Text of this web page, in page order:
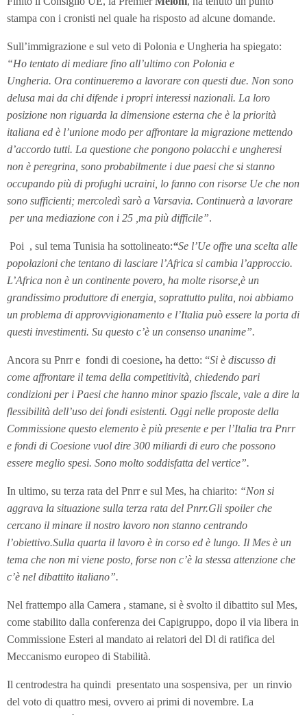
stampa con i cronisti nel quale ha risposto ad alcune domande.
Sull’immigrazione e sul veto di Polonia e Ungheria ha spiegato:
“Ho tentato di mediare fino all’ultimo con Polonia e
Ungheria. Ora continueremo a lavorare con questi due. Non sono
delusa mai da chi difende i propri interessi nazionali. La loro
posizione non riguarda la dimensione esterna che è la priorità
italiana ed è l’unione modo per affrontare la migrazione mettendo
d’accordo tutti. La questione che pongono polacchi e ungheresi
non è peregrina, sono probabilmente i due paesi che si stanno
occupando più di profughi ucraini, lo fanno con risorse Ue che non
sono sufficienti; mercoledì sarò a Varsavia. Continuerà a lavorare
per una mediazione con i 25 ,ma più difficile”.
Poi , sul tema Tunisia ha sottolineato:“Se l’Ue offre una scelta alle
popolazioni che tentano di lasciare l’Africa si cambia l’approccio.
L’Africa non è un continente povero, ha molte risorse,è un
grandissimo produttore di energia, soprattutto pulita, noi abbiamo
un problema di approvvigionamento e l’Italia può essere la porta di
questi investimenti. Su questo c’è un consenso unanime”.
Ancora su Pnrr e fondi di coesione, ha detto: “Si è discusso di
come affrontare il tema della competitività, chiedendo pari
condizioni per i Paesi che hanno minor spazio fiscale, vale a dire la
flessibilità dell’uso dei fondi esistenti. Oggi nelle proposte della
Commissione questo elemento è più presente e per l’Italia tra Pnrr
e fondi di Coesione vuol dire 300 miliardi di euro che possono
essere meglio spesi. Sono molto soddisfatta del vertice”.
In ultimo, su terza rata del Pnrr e sul Mes, ha chiarito: “Non si
aggrava la situazione sulla terza rata del Pnrr.Gli spoiler che
cercano il minare il nostro lavoro non stanno centrando
l’obiettivo.Sulla quarta il lavoro è in corso ed è lungo. Il Mes è un
tema che non mi viene posto, forse non c’è la stessa attenzione che
c’è nel dibattito italiano”.
Nel frattempo alla Camera , stamane, si è svolto il dibattito sul Mes,
come stabilito dalla conferenza dei Capigruppo, dopo il via libera in
Commissione Esteri al mandato ai relatori del Dl di ratifica del
Meccanismo europeo di Stabilità.
Il centrodestra ha quindi presentato una sospensiva, per un rinvio
del voto di quattro mesi, ovvero ai primi di novembre. La